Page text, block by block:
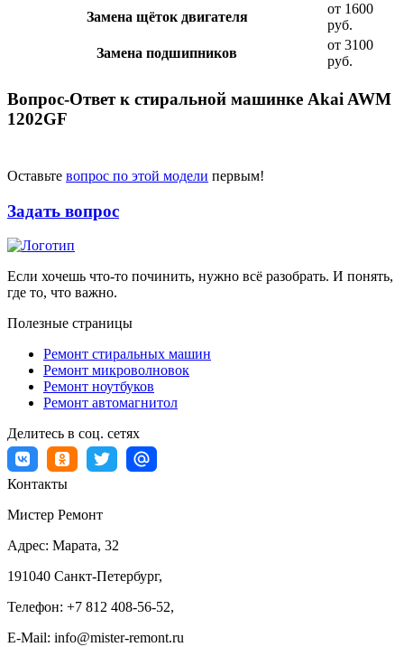
Замена щёток двигателя
от 1600
руб.
Замена подшипников
от 3100
руб.
Вопрос-Ответ к стиральной машинке Akai AWM
1202GF
Оставьте вопрос по этой модели первым!
Задать вопрос
Если хочешь что-то починить, нужно всё разобрать. И понять,
где то, что важно.
Полезные страницы
Ремонт стиральных машин
Ремонт микроволновок
Ремонт ноутбуков
Ремонт автомагнитол
Делитесь в соц. сетях
Контакты
Мистер Ремонт
Адрес: Марата, 32
191040 Санкт-Петербург,
Телефон: +7 812 408-56-52,
E-Mail: info@mister-remont.ru